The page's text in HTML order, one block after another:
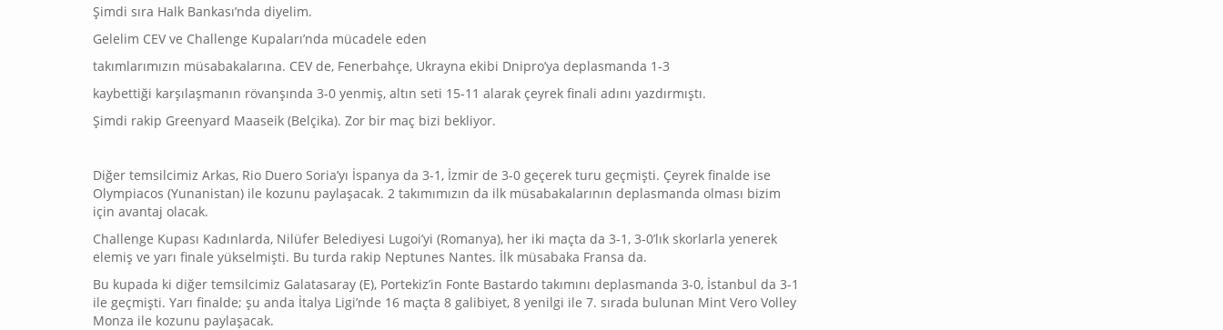
Şimdi sıra Halk Bankası’nda diyelim.
Gelelim CEV ve Challenge Kupaları’nda mücadele eden
takımlarımızın müsabakalarına. CEV de, Fenerbahçe, Ukrayna ekibi Dnipro’ya deplasmanda 1-3
kaybettiği karşılaşmanın rövanşında 3-0 yenmiş, altın seti 15-11 alarak çeyrek finali adını yazdırmıştı.
Şimdi rakip Greenyard Maaseik (Belçika). Zor bir maç bizi bekliyor.
Diğer temsilcimiz Arkas, Rio Duero Soria’yı İspanya da 3-1, İzmir de 3-0 geçerek turu geçmişti. Çeyrek finalde ise
Olympiacos (Yunanistan) ile kozunu paylaşacak. 2 takımımızın da ilk müsabakalarının deplasmanda olması bizim
için avantaj olacak.
Challenge Kupası Kadınlarda, Nilüfer Belediyesi Lugoi’yi (Romanya), her iki maçta da 3-1, 3-0’lık skorlarla yenerek
elemiş ve yarı finale yükselmişti. Bu turda rakip Neptunes Nantes. İlk müsabaka Fransa da.
Bu kupada ki diğer temsilcimiz Galatasaray (E), Portekiz’in Fonte Bastardo takımını deplasmanda 3-0, İstanbul da 3-1
ile geçmişti. Yarı finalde; şu anda İtalya Ligi’nde 16 maçta 8 galibiyet, 8 yenilgi ile 7. sırada bulunan Mint Vero Volley
Monza ile kozunu paylaşacak.